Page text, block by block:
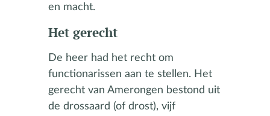
en macht.
Het gerecht
De heer had het recht om
functionarissen aan te stellen. Het
gerecht van Amerongen bestond uit
de drossaard (of drost), vijf